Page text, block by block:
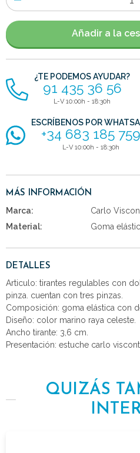
de
artículos
Añadir a la
¿TE PODEMOS AYUDAR?
91 435 36 56
L-V 10:00h - 18:30h
ESCRÍBENOS POR
+34 683 185 759
L-V 10:00h - 18:30h
MÁS INFORMACIÓN
Marca:
Carlo
Material:
Goma
DETALLES
Articulo: tirantes regulables con
pinza. cuentan con tres pinzas.
Composición: goma elástica con
Diseño: color marino raya celeste.
Ancho tirante: 3,6 cm.
Presentación: estuche carlo
QUIZÁS